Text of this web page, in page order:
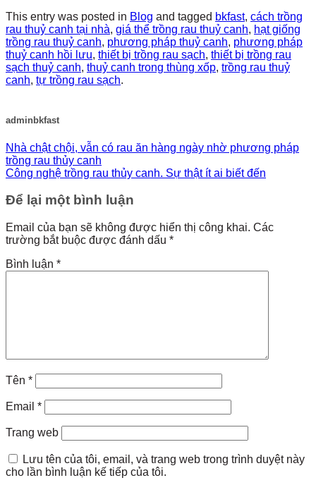
This entry was posted in Blog and tagged bkfast, cách trồng
rau thuỷ canh tại nhà, giá thể trồng rau thuỷ canh, hạt giống
trồng rau thuỷ canh, phương pháp thuỷ canh, phương pháp
thuỷ canh hồi lưu, thiết bị trồng rau sạch, thiết bị trồng rau
sạch thuỷ canh, thuỷ canh trong thùng xốp, trồng rau thuỷ
canh, tự trồng rau sạch.
adminbkfast
Nhà chật chội, vẫn có rau ăn hàng ngày nhờ phương pháp
trồng rau thủy canh
Công nghệ trồng rau thủy canh. Sự thật ít ai biết đến
Để lại một bình luận
Email của bạn sẽ không được hiển thị công khai. Các
trường bắt buộc được đánh dấu *
Bình luận *
Tên *
Email *
Trang web
Lưu tên của tôi, email, và trang web trong trình duyệt này
cho lần bình luận kế tiếp của tôi.